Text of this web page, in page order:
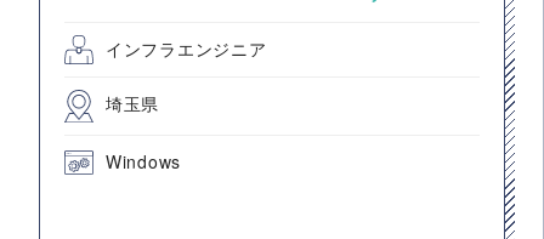
インフラエンジニア
埼玉県
Windows